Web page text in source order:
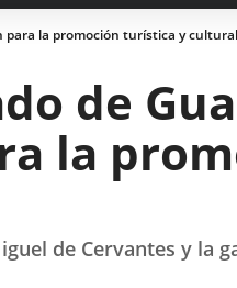
external
para la promoción turística y cultural
de
la
de Cervantes y la